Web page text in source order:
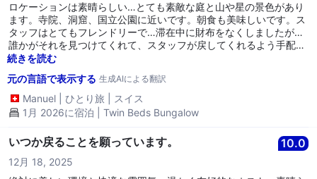
ロケーションは素晴らしい…とても素敵な庭と山や星の景色があり
ます。寺院、洞窟、国立公園に近いです。朝食も美味しいです。ス
タッフはとてもフレンドリーで…滞在中に財布をなくしましたが…
誰かがそれを見つけてくれて、スタッフが戻してくれるよう手配し
てくれました。ありがとう、マリーとカート。
続きを読む
元の言語で表示する 生成AIによる翻訳
Manuel ひとり旅
スイス
1月 2026に宿泊 | Twin Beds Bungalow
いつか戻ることを願っています。 10.0
12月 18, 2025